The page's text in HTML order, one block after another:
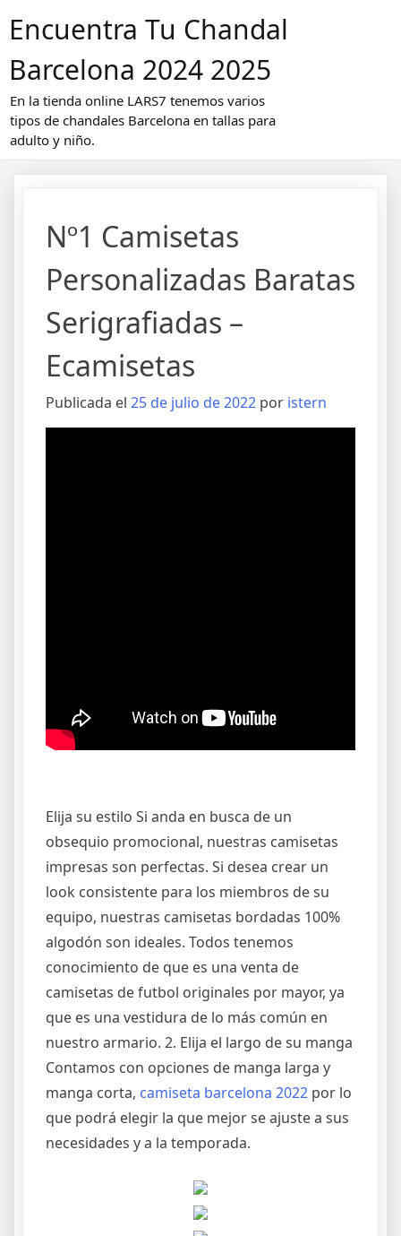
Encuentra Tu Chandal
Barcelona 2024 2025
En la tienda online LARS7 tenemos varios
tipos de chandales Barcelona en tallas para
adulto y niño.
Nº1 Camisetas
Personalizadas Baratas
Serigrafiadas –
Ecamisetas
Publicada el 25 de julio de 2022 por istern
Elija su estilo Si anda en busca de un
obsequio promocional, nuestras camisetas
impresas son perfectas. Si desea crear un
look consistente para los miembros de su
equipo, nuestras camisetas bordadas 100%
algodón son ideales. Todos tenemos
conocimiento de que es una venta de
camisetas de futbol originales por mayor, ya
que es una vestidura de lo más común en
nuestro armario. 2. Elija el largo de su manga
Contamos con opciones de manga larga y
manga corta, camiseta barcelona 2022 por lo
que podrá elegir la que mejor se ajuste a sus
necesidades y a la temporada.